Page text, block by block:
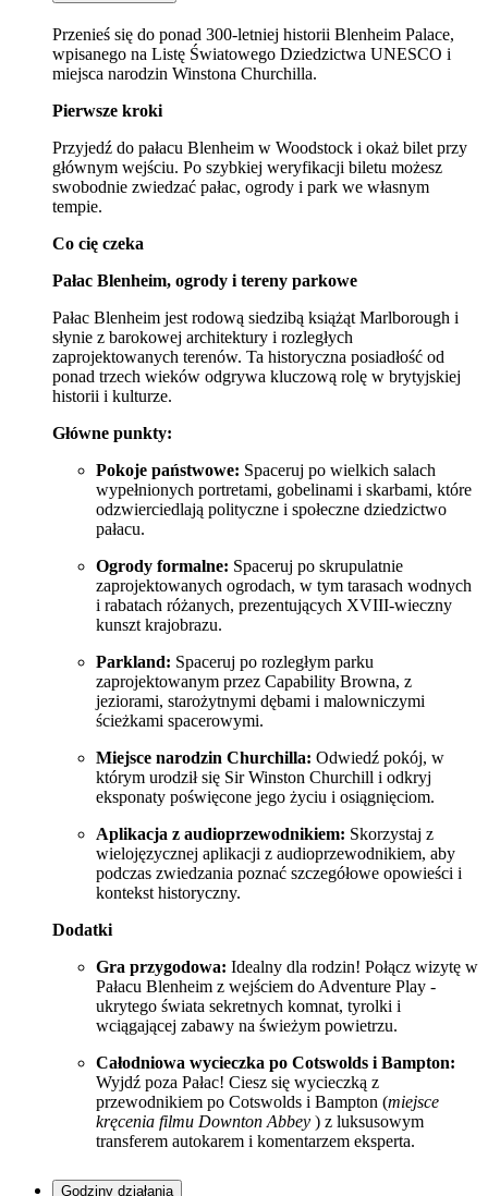
Przenieś się do ponad 300-letniej historii Blenheim Palace,
wpisanego na Listę Światowego Dziedzictwa UNESCO i
miejsca narodzin Winstona Churchilla.
Pierwsze kroki
Przyjedź do pałacu Blenheim w Woodstock i okaż bilet przy
głównym wejściu. Po szybkiej weryfikacji biletu możesz
swobodnie zwiedzać pałac, ogrody i park we własnym
tempie.
Co cię czeka
Pałac Blenheim, ogrody i tereny parkowe
Pałac Blenheim jest rodową siedzibą książąt Marlborough i
słynie z barokowej architektury i rozległych
zaprojektowanych terenów. Ta historyczna posiadłość od
ponad trzech wieków odgrywa kluczową rolę w brytyjskiej
historii i kulturze.
Główne punkty:
Pokoje państwowe: Spaceruj po wielkich salach
wypełnionych portretami, gobelinami i skarbami, które
odzwierciedlają polityczne i społeczne dziedzictwo
pałacu.
Ogrody formalne: Spaceruj po skrupulatnie
zaprojektowanych ogrodach, w tym tarasach wodnych
i rabatach różanych, prezentujących XVIII-wieczny
kunszt krajobrazu.
Parkland: Spaceruj po rozległym parku
zaprojektowanym przez Capability Browna, z
jeziorami, starożytnymi dębami i malowniczymi
ścieżkami spacerowymi.
Miejsce narodzin Churchilla: Odwiedź pokój, w
którym urodził się Sir Winston Churchill i odkryj
eksponaty poświęcone jego życiu i osiągnięciom.
Aplikacja z audioprzewodnikiem: Skorzystaj z
wielojęzycznej aplikacji z audioprzewodnikiem, aby
podczas zwiedzania poznać szczegółowe opowieści i
kontekst historyczny.
Dodatki
Gra przygodowa: Idealny dla rodzin! Połącz wizytę w
Pałacu Blenheim z wejściem do Adventure Play -
ukrytego świata sekretnych komnat, tyrolki i
wciągającej zabawy na świeżym powietrzu.
Całodniowa wycieczka po Cotswolds i Bampton:
Wyjdź poza Pałac! Ciesz się wycieczką z
przewodnikiem po Cotswolds i Bampton (miejsce
kręcenia filmu Downton Abbey ) z luksusowym
transferem autokarem i komentarzem eksperta.
Godziny działania